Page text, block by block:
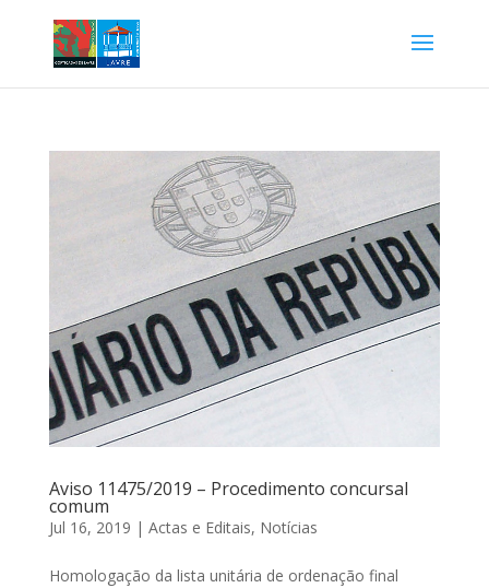
Aviso 11475/2019 – Procedimento concursal
comum
Jul 16, 2019 | Actas e Editais, Notícias
Homologação da lista unitária de ordenação final